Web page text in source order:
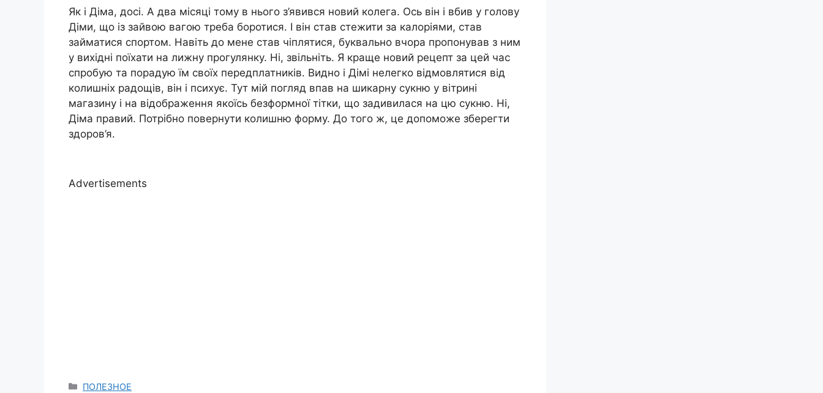
Як і Діма, досі. А два місяці тому в нього з’явився новий колега. Ось він і вбив у голову
Діми, що із зайвою вагою треба боротися. І він став стежити за калоріями, став
займатися спортом. Навіть до мене став чіплятися, буквально вчора пропонував з ним
у вихідні поїхати на лижну прогулянку. Ні, звільніть. Я краще новий рецепт за цей час
спробую та порадую їм своїх передплатників. Видно і Дімі нелегко відмовлятися від
колишніх радощів, він і психує. Тут мій погляд впав на шикарну сукню у вітрині
магазину і на відображення якоїсь безформної тітки, що задивилася на цю сукню. Ні,
Діма правий. Потрібно повернути колишню форму. До того ж, це допоможе зберегти
здоров’я.
Advertisements
Categories
ПОЛЕЗНОЕ